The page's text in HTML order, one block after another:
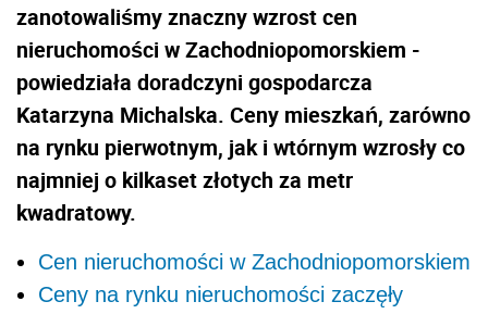
zanotowaliśmy znaczny wzrost cen
nieruchomości w Zachodniopomorskiem -
powiedziała doradczyni gospodarcza
Katarzyna Michalska. Ceny mieszkań, zarówno
na rynku pierwotnym, jak i wtórnym wzrosły co
najmniej o kilkaset złotych za metr
kwadratowy.
Cen nieruchomości w Zachodniopomorskiem
Ceny na rynku nieruchomości zaczęły